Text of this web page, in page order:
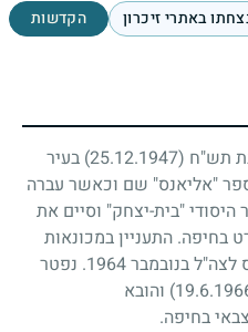
באתרי זיכרון הקדשות
תש"ח (25.12.1947)
בעיר
"אליאנס" שם וכאשר עברה
"בית-יצחק" וסיים את
בחיפה. התעניין במכונאות
לצה"ל בנובמבר1964. נפטר
והובא
בחיפה.